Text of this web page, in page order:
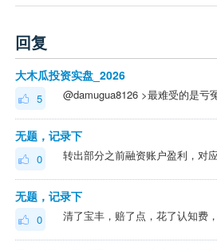
回复
大木瓜投资实盘_2026
5
无题，记录下
0
无题，记录下
0